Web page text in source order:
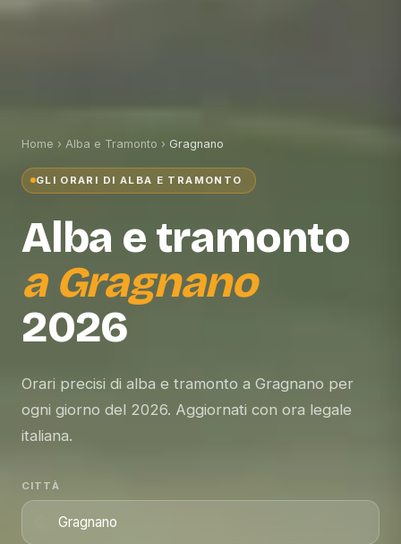
Home › Alba e Tramonto › Gragnano
GLI ORARI DI ALBA E TRAMONTO
Alba e tramonto
a Gragnano
2026
Orari precisi di alba e tramonto a Gragnano per
ogni giorno del 2026. Aggiornati con ora legale
italiana.
CITTÀ